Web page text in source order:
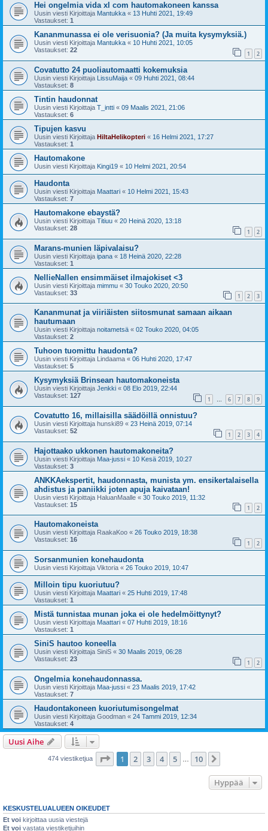
Hei ongelmia vida xl com hautomakoneen kanssa
Uusin viesti Kirjoittaja Mantukka « 13 Huhti 2021, 19:49
Vastaukset: 1
Kananmunassa ei ole verisuonia? (Ja muita kysymyksiä.)
Uusin viesti Kirjoittaja Mantukka « 10 Huhti 2021, 10:05
Vastaukset: 22 1 2
Covatutto 24 puoliautomaatti kokemuksia
Uusin viesti Kirjoittaja LissuMaija « 09 Huhti 2021, 08:44
Vastaukset: 8
Tintin haudonnat
Uusin viesti Kirjoittaja T_intti « 09 Maalis 2021, 21:06
Vastaukset: 6
Tipujen kasvu
Uusin viesti Kirjoittaja HiltaHelikopteri « 16 Helmi 2021, 17:27
Vastaukset: 1
Hautomakone
Uusin viesti Kirjoittaja Kingi19 « 10 Helmi 2021, 20:54
Haudonta
Uusin viesti Kirjoittaja Maattari « 10 Helmi 2021, 15:43
Vastaukset: 7
Hautomakone ebaystä?
Uusin viesti Kirjoittaja Titiuu « 20 Heinä 2020, 13:18
Vastaukset: 28 1 2
Marans-munien läpivalaisu?
Uusin viesti Kirjoittaja ipana « 18 Heinä 2020, 22:28
Vastaukset: 1
NellieNallen ensimmäiset ilmajokiset <3
Uusin viesti Kirjoittaja mimmu « 30 Touko 2020, 20:50
Vastaukset: 33 1 2 3
Kananmunat ja viiriäisten siitosmunat samaan aikaan
hautumaan
Uusin viesti Kirjoittaja noitametsä « 02 Touko 2020, 04:05
Vastaukset: 2
Tuhoon tuomittu haudonta?
Uusin viesti Kirjoittaja Lindaama « 06 Huhti 2020, 17:47
Vastaukset: 5
Kysymyksiä Brinsean hautomakoneista
Uusin viesti Kirjoittaja Jenkki « 08 Elo 2019, 22:44
Vastaukset: 127 1 … 6 7 8 9
Covatutto 16, millaisilla säädöillä onnistuu?
Uusin viesti Kirjoittaja hunski89 « 23 Heinä 2019, 07:14
Vastaukset: 52 1 2 3 4
Hajottaako ukkonen hautomakoneita?
Uusin viesti Kirjoittaja Maa-jussi « 10 Kesä 2019, 10:27
Vastaukset: 3
ANKKAekspertit, haudonnasta, munista ym. ensikertalaisella
ahdistus ja paniikki joten apuja kaivataan!
Uusin viesti Kirjoittaja HaluanMaalle « 30 Touko 2019, 11:32
Vastaukset: 15 1 2
Hautomakoneista
Uusin viesti Kirjoittaja RaakaKoo « 26 Touko 2019, 18:38
Vastaukset: 16 1 2
Sorsanmunien konehaudonta
Uusin viesti Kirjoittaja Viktoria « 26 Touko 2019, 10:47
Milloin tipu kuoriutuu?
Uusin viesti Kirjoittaja Maattari « 25 Huhti 2019, 17:48
Vastaukset: 1
Mistä tunnistaa munan joka ei ole hedelmöittynyt?
Uusin viesti Kirjoittaja Maattari « 07 Huhti 2019, 18:16
Vastaukset: 1
SiniS hautoo koneella
Uusin viesti Kirjoittaja SiniS « 30 Maalis 2019, 06:28
Vastaukset: 23 1 2
Ongelmia konehaudonnassa.
Uusin viesti Kirjoittaja Maa-jussi « 23 Maalis 2019, 17:42
Vastaukset: 7
Haudontakoneen kuoriutumisongelmat
Uusin viesti Kirjoittaja Goodman « 24 Tammi 2019, 12:34
Vastaukset: 4
Uusi Aihe
474 viestiketjua Sivu /10
1 2 3 4 5 10
Hyppää
KESKUSTELUALUEEN OIKEUDET
Et voi kirjoittaa uusia viestejä
Et voi vastata viestiketjuihin